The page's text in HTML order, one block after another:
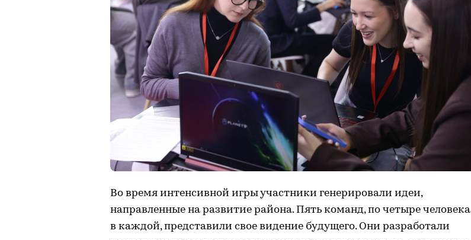
Во время интенсивной игры участники генерировали идеи,
направленные на развитие района. Пять команд, по четыре человека
в каждой, представили свое видение будущего. Они разработали